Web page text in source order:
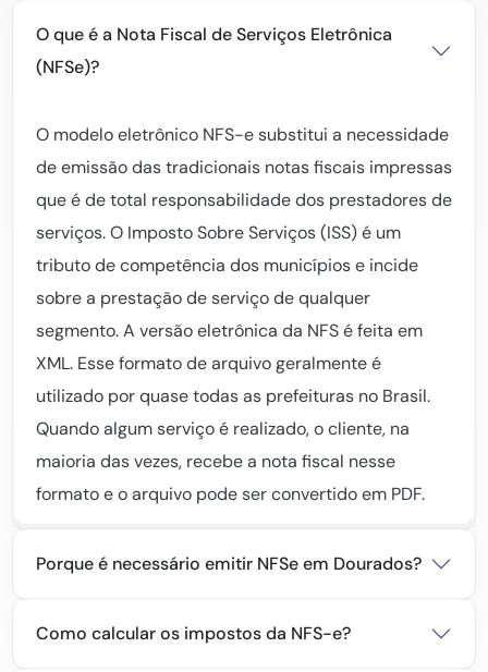
O que é a Nota Fiscal de Serviços Eletrônica
(NFSe)?
O modelo eletrônico NFS-e substitui a necessidade
de emissão das tradicionais notas fiscais impressas
que é de total responsabilidade dos prestadores de
serviços. O Imposto Sobre Serviços (ISS) é um
tributo de competência dos municípios e incide
sobre a prestação de serviço de qualquer
segmento. A versão eletrônica da NFS é feita em
XML. Esse formato de arquivo geralmente é
utilizado por quase todas as prefeituras no Brasil.
Quando algum serviço é realizado, o cliente, na
maioria das vezes, recebe a nota fiscal nesse
formato e o arquivo pode ser convertido em PDF.
Porque é necessário emitir NFSe em Dourados?
Como calcular os impostos da NFS-e?